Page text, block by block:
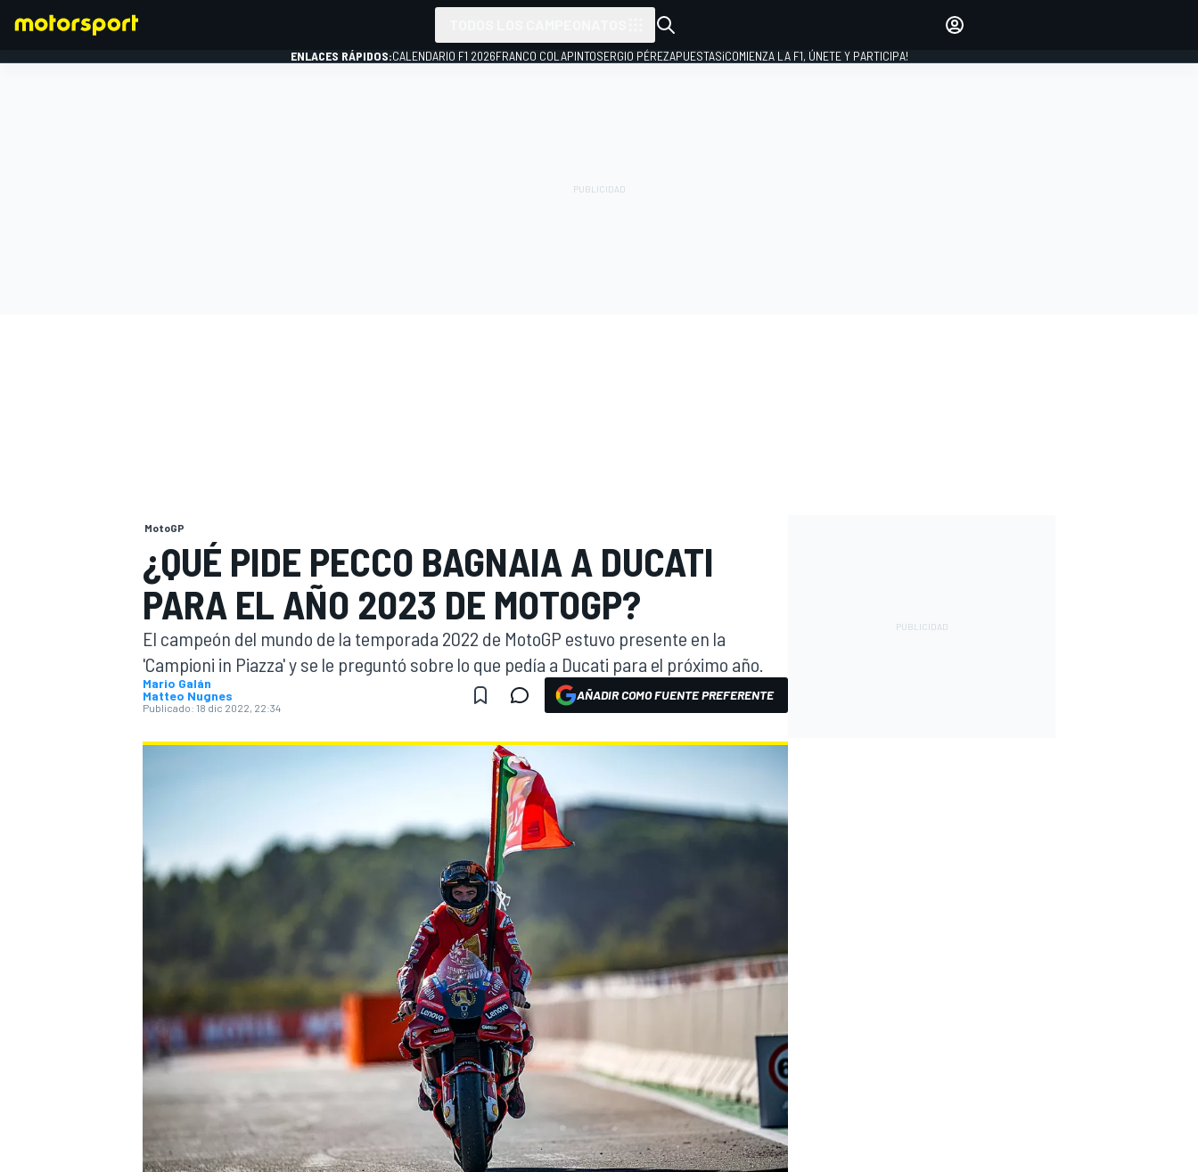
MOTOGP
INICIAR SESIÓN
ENLACES RÁPIDOS:CALENDARIO F1 2026FRANCO COLAPINTOSERGIO PÉREZAPUESTAS¡COMIENZA LA F1, ÚNETE Y PARTICIPA!
MotoGP
¿QUÉ PIDE PECCO BAGNAIA A DUCATI
PARA EL AÑO 2023 DE MOTOGP?
El campeón del mundo de la temporada 2022 de MotoGP estuvo presente en la
'Campioni in Piazza' y se le preguntó sobre lo que pedía a Ducati para el próximo año.
Mario Galán
Matteo Nugnes
Publicado: 18 dic 2022, 22:34
AÑADIR COMO FUENTE PREFERENTE